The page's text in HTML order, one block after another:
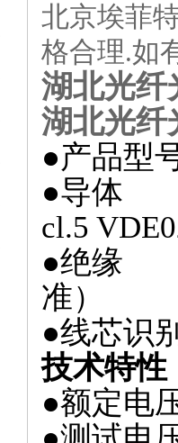
北京埃菲
格合理.如
湖北光纤
湖北光纤
●产品型
●导体
cl.5
●绝缘
准）
●线芯识
技术特性
●额定电